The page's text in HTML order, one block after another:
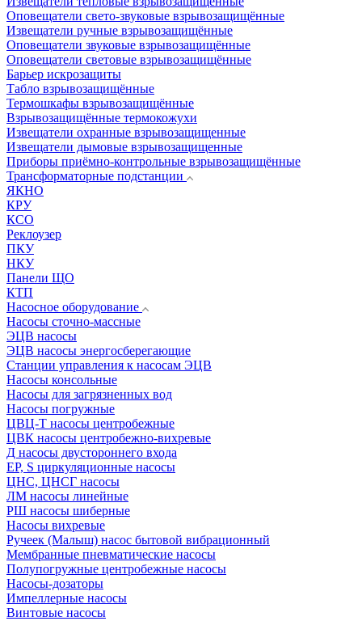
Оповещатели свето-звуковые взрывозащищённые
Извещатели ручные взрывозащищённые
Оповещатели звуковые взрывозащищённые
Оповещатели световые взрывозащищённые
Барьер искрозащиты
Табло взрывозащищённые
Термошкафы взрывозащищённые
Взрывозащищённые термокожухи
Извещатели охранные взрывозащищенные
Извещатели дымовые взрывозащищенные
Приборы приёмно-контрольные взрывозащищённые
Трансформаторные подстанции
ЯКНО
КРУ
КСО
Реклоузер
ПКУ
НКУ
Панели ЩО
КТП
Насосное оборудование
Насосы сточно-массные
ЭЦВ насосы
ЭЦВ насосы энергосберегающие
Станции управления к насосам ЭЦВ
Насосы консольные
Насосы для загрязненных вод
Насосы погружные
ЦВЦ-Т насосы центробежные
ЦВК насосы центробежно-вихревые
Д насосы двустороннего входа
EP, S циркуляционные насосы
ЦНС, ЦНСГ насосы
ЛМ насосы линейные
РШ насосы шиберные
Насосы вихревые
Ручеек (Малыш) насос бытовой вибрационный
Мембранные пневматические насосы
Полупогружные центробежные насосы
Насосы-дозаторы
Импеллерные насосы
Винтовые насосы